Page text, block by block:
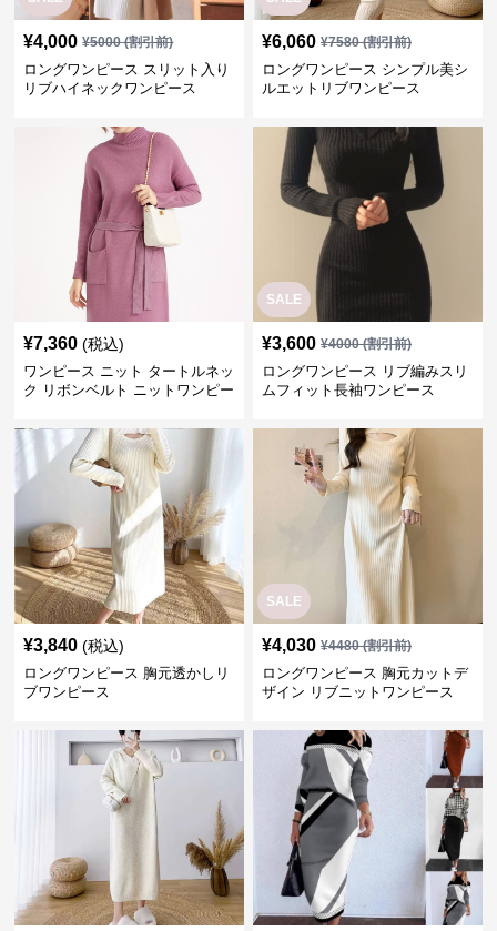
(税込)
ワンピース ニット タートルネッ
ク リボンベルト ニットワンピー
SALE
3,600 ¥ (割引前)
ロングワンピース リブ編みスリ
ムフィット長袖ワンピース
¥3,840 (税込)
ロングワンピース 胸元透かしリ
ブワンピース
SALE
4,030 ¥ 4480(割引前)
ロングワンピース 胸元カットデ
ザイン リブニットワンピース
(税込)
ロングワンピース ゆるふわフー
ディニットワンピース
4,580 (税込)
ロングワンピース ニット幾何学
模様ハイネック長袖ワンピース
二点セット
ロングワンピース ニット 一覧へ